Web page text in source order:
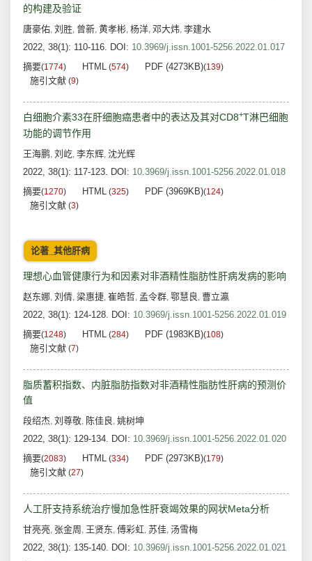
的构建及验证
唐豪佑, 刘胜, 曾新, 黄孝彬, 杨洋, 邓大炜, 李建水
2022, 38(1): 110-116. DOI: 10.3969/j.issn.1001-5256.2022.01.017
摘要(1774) HTML (574) PDF (4273KB)(139)
施引文献 (9)
白细胞介素33在肝细胞癌患者中的表达及其对CD8+T淋巴细胞
功能的调节作用
王海鹏, 刘屹, 李东辉, 沈光辉
2022, 38(1): 117-123. DOI: 10.3969/j.issn.1001-5256.2022.01.018
摘要(1270) HTML (325) PDF (3969KB)(124)
施引文献 (3)
论著_其他肝病
理想心血管健康行为和因素对非酒精性脂肪性肝病发病的影响
赵东娜, 刘倩, 梁惠捷, 崔皓哲, 孟令群, 鄂慧良, 曹立瀛
2022, 38(1): 124-128. DOI: 10.3969/j.issn.1001-5256.2022.01.019
摘要(1248) HTML (284) PDF (1983KB)(108)
施引文献 (7)
脂质蓄积指数、内脏脂肪指数对非酒精性脂肪性肝病的预测价
值
段绍杰, 刘尊敬, 陈佳良, 姚树坤
2022, 38(1): 129-134. DOI: 10.3969/j.issn.1001-5256.2022.01.020
摘要(2083) HTML (334) PDF (2973KB)(179)
施引文献 (27)
人工肝支持系统治疗慢加急性肝衰竭效果的网状Meta分析
甘亮亮, 张金周 , 王贤东, 傅彩虹, 苏佳, 汤雪梅
2022, 38(1): 135-140. DOI: 10.3969/j.issn.1001-5256.2022.01.021